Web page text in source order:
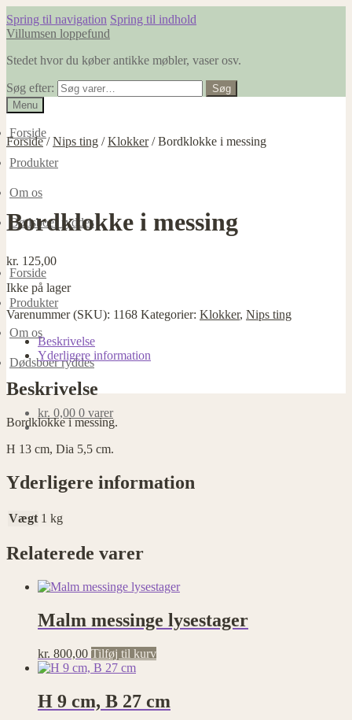
Spring til navigation Spring til indhold
Villumsen loppefund
Stedet hvor du køber antikke møbler, vaser osv.
Søg efter:
Søg
Menu
Forside
Produkter
Om os
Dødsboer ryddes
Forside
Produkter
Om os
Dødsboer ryddes
kr. 0,00 0 varer
Forside/Nips ting /Klokker/Bordklokke i messing
Bordklokke i messing
kr. 125,00
Ikke på lager
Varenummer (SKU): 1168 Kategorier: Klokker, Nips ting
Beskrivelse
Yderligere information
Beskrivelse
Bordklokke i messing.
H 13 cm, Dia 5,5 cm.
Yderligere information
Vægt 1 kg
Relaterede varer
Malm messinge lysestager
kr. 800,00 Tilføj til kurv
H 9 cm, B 27 cm